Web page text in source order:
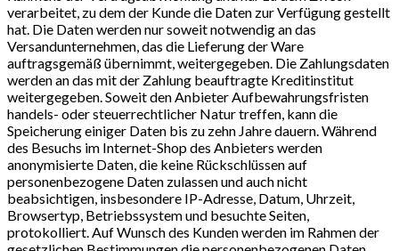
verarbeitet, zu dem der Kunde die Daten zur Verfügung gestellt
hat. Die Daten werden nur soweit notwendig an das
Versandunternehmen, das die Lieferung der Ware
auftragsgemäß übernimmt, weitergegeben. Die Zahlungsdaten
werden an das mit der Zahlung beauftragte Kreditinstitut
weitergegeben. Soweit den Anbieter Aufbewahrungsfristen
handels- oder steuerrechtlicher Natur treffen, kann die
Speicherung einiger Daten bis zu zehn Jahre dauern. Während
des Besuchs im Internet-Shop des Anbieters werden
anonymisierte Daten, die keine Rückschlüssen auf
personenbezogene Daten zulassen und auch nicht
beabsichtigen, insbesondere IP-Adresse, Datum, Uhrzeit,
Browsertyp, Betriebssystem und besuchte Seiten,
protokolliert. Auf Wunsch des Kunden werden im Rahmen der